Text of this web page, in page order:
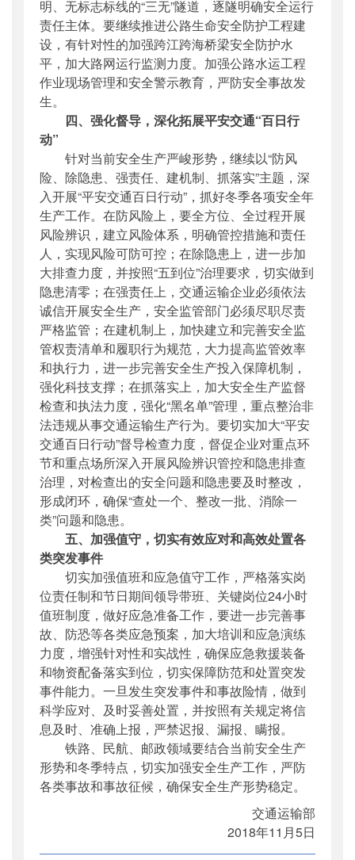
明、无标志标线的“三无”隧道，逐隧明确安全运行
责任主体。要继续推进公路生命安全防护工程建
设，有针对性的加强跨江跨海桥梁安全防护水
平，加大路网运行监测力度。加强公路水运工程
作业现场管理和安全警示教育，严防安全事故发
生。
四、强化督导，深化拓展平安交通“百日行
动”
针对当前安全生产严峻形势，继续以“防风
险、除隐患、强责任、建机制、抓落实”主题，深
入开展“平安交通百日行动”，抓好冬季各项安全年
生产工作。在防风险上，要全方位、全过程开展
风险辨识，建立风险体系，明确管控措施和责任
人，实现风险可防可控；在除隐患上，进一步加
大排查力度，并按照“五到位”治理要求，切实做到
隐患清零；在强责任上，交通运输企业必须依法
诚信开展安全生产，安全监管部门必须尽职尽责
严格监管；在建机制上，加快建立和完善安全监
管权责清单和履职行为规范，大力提高监管效率
和执行力，进一步完善安全生产投入保障机制，
强化科技支撑；在抓落实上，加大安全生产监督
检查和执法力度，强化“黑名单”管理，重点整治非
法违规从事交通运输生产行为。要切实加大“平安
交通百日行动”督导检查力度，督促企业对重点环
节和重点场所深入开展风险辨识管控和隐患排查
治理，对检查出的安全问题和隐患要及时整改，
形成闭环，确保“查处一个、整改一批、消除一
类”问题和隐患。
五、加强值守，切实有效应对和高效处置各
类突发事件
切实加强值班和应急值守工作，严格落实岗
位责任制和节日期间领导带班、关键岗位24小时
值班制度，做好应急准备工作，要进一步完善事
故、防恐等各类应急预案，加大培训和应急演练
力度，增强针对性和实战性，确保应急救援装备
和物资配备落实到位，切实保障防范和处置突发
事件能力。一旦发生突发事件和事故险情，做到
科学应对、及时妥善处置，并按照有关规定将信
息及时、准确上报，严禁迟报、漏报、瞒报。
铁路、民航、邮政领域要结合当前安全生产
形势和冬季特点，切实加强安全生产工作，严防
各类事故和事故征候，确保安全生产形势稳定。
交通运输部
2018年11月5日